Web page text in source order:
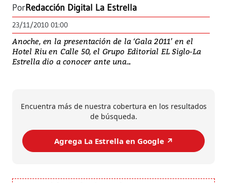
PorRedacción Digital La Estrella
23/11/2010 01:00
Anoche, en la presentación de la ‘Gala 2011’ en el
Hotel Riu en Calle 50, el Grupo Editorial EL Siglo-La
Estrella dio a conocer ante una...
Encuentra más de nuestra cobertura en los resultados
de búsqueda.
Agrega La Estrella en Google ↗️